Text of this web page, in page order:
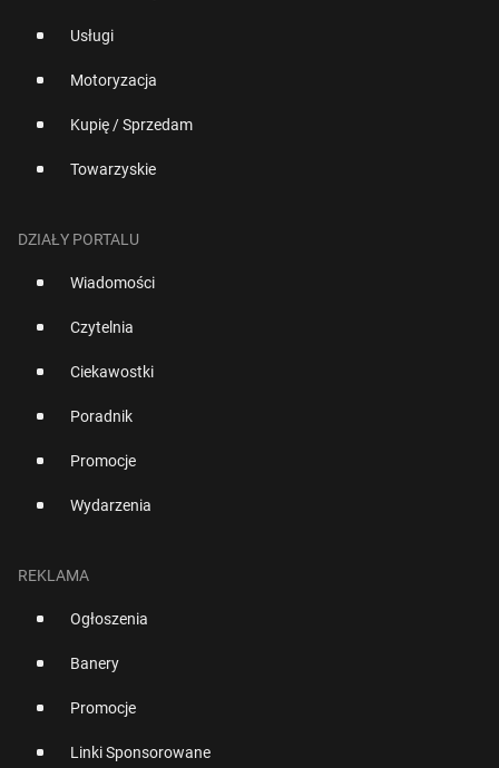
Usługi
Motoryzacja
Kupię / Sprzedam
Towarzyskie
DZIAŁY PORTALU
Wiadomości
Czytelnia
Ciekawostki
Poradnik
Promocje
Wydarzenia
REKLAMA
Ogłoszenia
Banery
Promocje
Linki Sponsorowane